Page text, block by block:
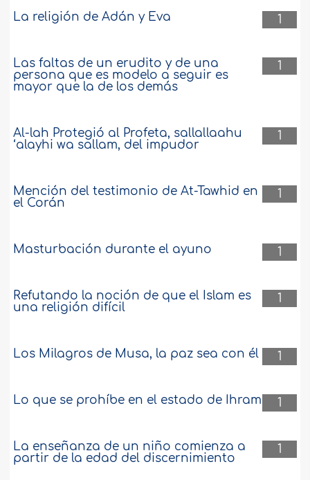
1
La religión de Adán y Eva
1
Las faltas de un erudito y de una
persona que es modelo a seguir es
mayor que la de los demás
1
Al-lah Protegió al Profeta, sallallaahu
‘alayhi wa sallam, del impudor
1
Mención del testimonio de At-Tawhid en
el Corán
1
Masturbación durante el ayuno
1
Refutando la noción de que el Islam es
una religión difícil
1
Los Milagros de Musa, la paz sea con él
1
Lo que se prohíbe en el estado de Ihram
1
La enseñanza de un niño comienza a
partir de la edad del discernimiento